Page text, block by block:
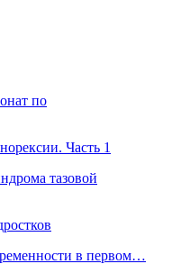
по
Часть 1
тазовой
в первом…